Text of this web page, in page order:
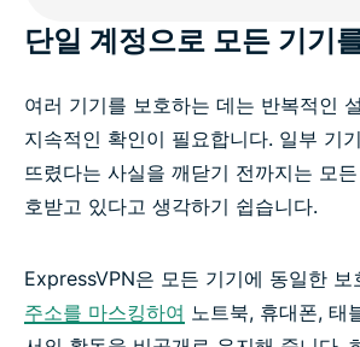
단일 계정으로 모든 기기
여러 기기를 보호하는 데는 반복적인
지속적인 확인이 필요합니다. 일부 기
뜨렸다는 사실을 깨닫기 전까지는 모
호받고 있다고 생각하기 쉽습니다.
ExpressVPN은 모든 기기에 동일한 보
주소를 마스킹하여 노트북, 휴대폰, 태